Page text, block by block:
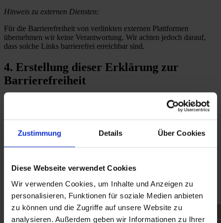
Zustimmung Details Über Cookies
Diese Webseite verwendet Cookies
Wir verwenden Cookies, um Inhalte und Anzeigen zu
personalisieren, Funktionen für soziale Medien anbieten
zu können und die Zugriffe auf unsere Website zu
analysieren. Außerdem geben wir Informationen zu Ihrer
Hinweis zu externen Diensten:
Für die Barrierefreiheit von verlinkten externen Plattformen
übernehmen wir keine Verantwortung. Wir achten jedoch darauf,
dass solche Links barrierefrei erreichbar sind.
4. Erstellung dieser Erklärung zur
Barrierefreiheit
erstellt.
5. Feedback und Kontakt zu Barrieren
E-Mail:info@panaesthetics.de
Telefon:
+49 (0) 211 – 65859911
Post:Panaesthetics, Dr. med. Katrin Vossoughi, Zur alten
Exerzierhalle 35a, 40476 Düsseldorf